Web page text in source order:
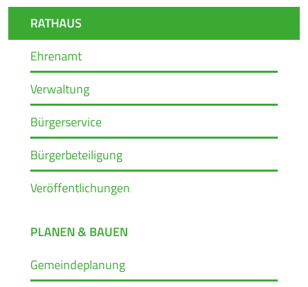
RATHAUS
Ehrenamt
Verwaltung
Bürgerservice
Bürgerbeteiligung
Veröffentlichungen
PLANEN & BAUEN
Gemeindeplanung